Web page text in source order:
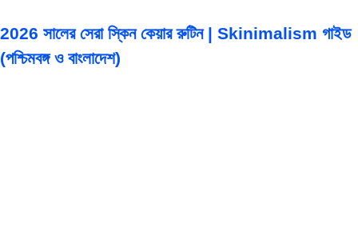
2026 সালের সেরা স্কিন কেয়ার রুটিন | Skinimalism গাইড
(পশ্চিমবঙ্গ ও বাংলাদেশ)